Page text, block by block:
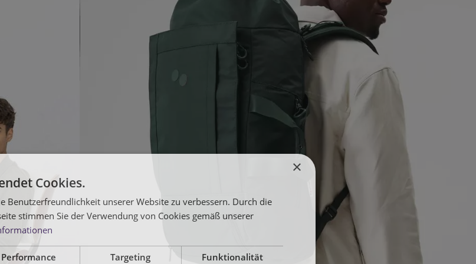
×
Cookies.
Benutzerfreundlichkeit unserer Website zu verbessern. Durch die
stimmen Sie der Verwendung von Cookies gemäß unserer
Performance Targeting Funktionalität